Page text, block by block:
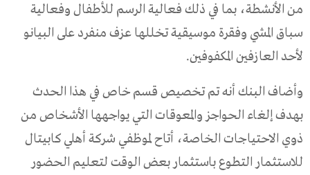
من الأنشطة، بما في ذلك فعالية الرسم للأطفال وفعالية
سباق المشي وفقرة موسيقية تخللها عزف منفرد على البيانو
لأحد العازفين المكفوفين.
وأضاف البنك أنه تم تخصيص قسم خاص في هذا الحدث
بهدف إلغاء الحواجز والمعوقات التي يواجهها الأشخاص من
ذوي الاحتياجات الخاصة، أتاح لموظفي شركة أهلي كابيتال
للاستثمار التطوع باستثمار بعض الوقت لتعليم الحضور